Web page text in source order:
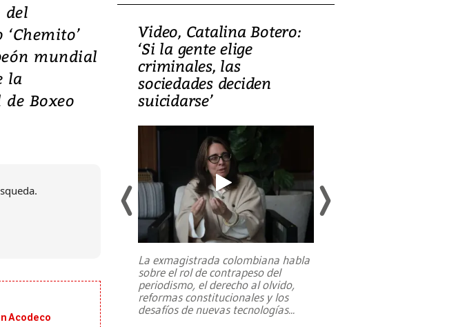
del
mundial
la
Boxeo
Acodeco
Terremoto
y graves
de magnitud
martes 28 de
Video, Catalina Botero:
‘Si la gente elige
criminales, las
sociedades deciden
suicidarse’
La exmagistrada colombiana habla
sobre el rol de contrapeso del
periodismo, el derecho al olvido,
reformas constitucionales y los
desafíos de nuevas tecnologías...